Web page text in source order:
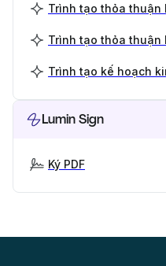
Trình tạo thỏa thuận
Trình tạo thỏa thuận
Trình tạo kế hoạch
Lumin Sign
Ký PDF